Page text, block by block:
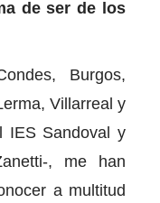
de ser de los
Burgos,
Villarreal y
IES Sandoval y
, me han
a multitud